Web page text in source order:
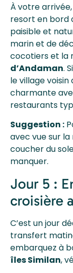
À votre
resort en bord
paisible et
marin et de
cocotiers et la
d’Andaman.
le village voisin
charmante
restaurants
Suggestion :
avec vue sur
coucher du
manquer.
Jour 5 :
croisière
C’est un jour
transfert
embarquez à
îles Similan,